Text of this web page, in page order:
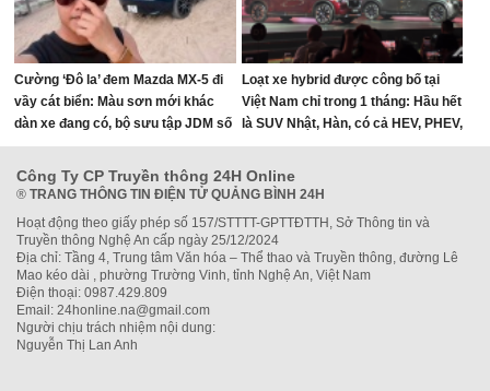
Cường ‘Đô la’ đem Mazda MX-5 đi
vầy cát biển: Màu sơn mới khác
dàn xe đang có, bộ sưu tập JDM số
sàn nay lên tới 4 chiếc?
Loạt xe hybrid được công bố tại
Việt Nam chỉ trong 1 tháng: Hầu hết
là SUV Nhật, Hàn, có cả HEV, PHEV,
giá từ hơn 600 triệu đồng
Công Ty CP Truyền thông 24H Online
® TRANG THÔNG TIN ĐIỆN TỬ QUẢNG BÌNH 24H
Hoạt động theo giấy phép số 157/STTTT-GPTTĐTTH, Sở Thông tin và
Truyền thông Nghệ An cấp ngày 25/12/2024
Địa chỉ: Tầng 4, Trung tâm Văn hóa – Thể thao và Truyền thông, đường Lê
Mao kéo dài , phường Trường Vinh, tỉnh Nghệ An, Việt Nam
Điện thoại: 0987.429.809
Email: 24honline.na@gmail.com
Người chịu trách nhiệm nội dung:
Nguyễn Thị Lan Anh